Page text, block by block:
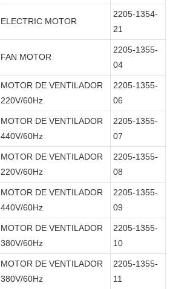
ELECTRIC MOTOR
2205-1354-
21
FAN MOTOR
2205-1355-
04
MOTOR DE VENTILADOR
220V/60Hz
2205-1355-
06
MOTOR DE VENTILADOR
440V/60Hz
2205-1355-
07
MOTOR DE VENTILADOR
220V/60Hz
2205-1355-
08
MOTOR DE VENTILADOR
440V/60Hz
2205-1355-
09
MOTOR DE VENTILADOR
380V/60Hz
2205-1355-
10
MOTOR DE VENTILADOR
380V/60Hz
2205-1355-
11